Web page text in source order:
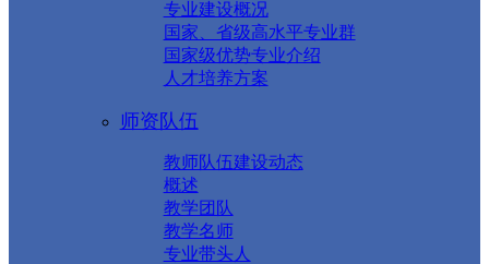
专业建设概况
国家、省级高水平专业群
国家级优势专业介绍
人才培养方案
师资队伍
教师队伍建设动态
概述
教学团队
教学名师
专业带头人